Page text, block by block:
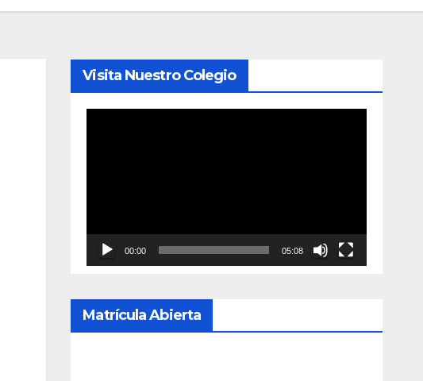
Visita Nuestro Colegio
00:00 05:08
Matrícula Abierta